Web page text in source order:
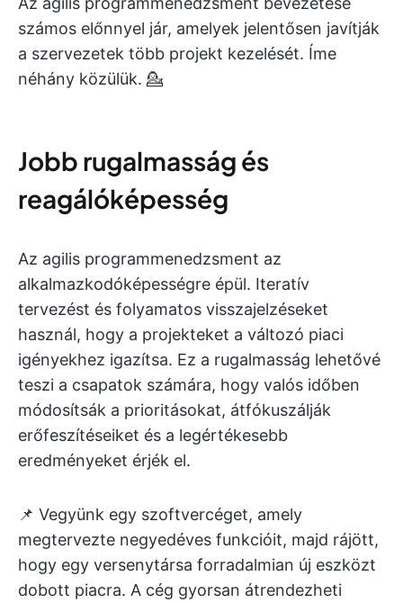
számos előnnyel jár, amelyek jelentősen javítják
a szervezetek több projekt kezelését. Íme
néhány közülük. 💁
Jobb rugalmasság és
reagálóképesség
Az agilis programmenedzsment az
alkalmazkodóképességre épül. Iteratív
tervezést és folyamatos visszajelzéseket
használ, hogy a projekteket a változó piaci
igényekhez igazítsa. Ez a rugalmasság lehetővé
teszi a csapatok számára, hogy valós időben
módosítsák a prioritásokat, átfókuszálják
erőfeszítéseiket és a legértékesebb
eredményeket érjék el.
📌 Vegyünk egy szoftvercéget, amely
megtervezte negyedéves funkcióit, majd rájött,
hogy egy versenytársa forradalmian új eszközt
dobott piacra. A cég gyorsan átrendezheti